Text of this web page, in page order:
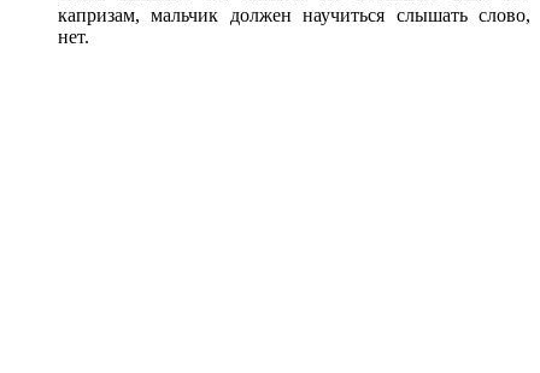
капризам, мальчик должен научиться слышать слово,
нет.